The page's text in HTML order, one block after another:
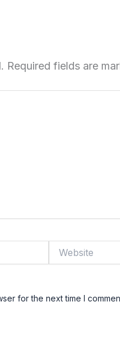
Required fields are
for the next time I